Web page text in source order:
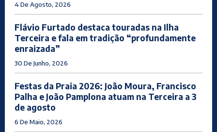
4 De Agosto, 2026
Flávio Furtado destaca touradas na Ilha
Terceira e fala em tradição “profundamente
enraizada”
30 De Junho, 2026
Festas da Praia 2026: João Moura, Francisco
Palha e João Pamplona atuam na Terceira a 3
de agosto
6 De Maio, 2026